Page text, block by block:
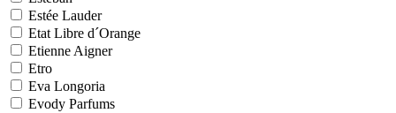
Estée Lauder
Etat Libre d´Orange
Etienne Aigner
Etro
Eva Longoria
Evody Parfums